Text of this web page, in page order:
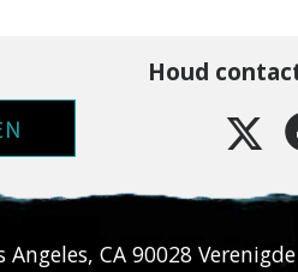
Houd
Angeles,CA 90028